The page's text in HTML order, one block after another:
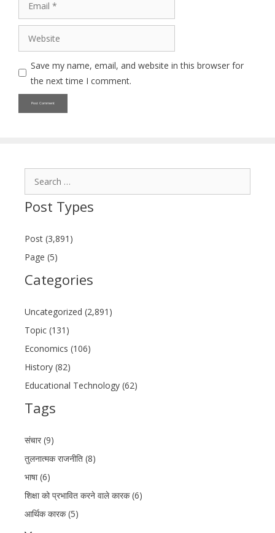
Website
Save my name, email, and website in this browser for
the next time I comment.
Post Types
Post (3,891)
Page (5)
Categories
Uncategorized (2,891)
Topic (131)
Economics (106)
History (82)
Educational Technology (62)
Tags
संचार (9)
तुलनात्मक राजनीति (8)
भाषा (6)
शिक्षा को प्रभावित करने वाले कारक (6)
आर्थिक कारक (5)